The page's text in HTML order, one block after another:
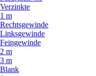
Verzinkte
1 m
Rechtsgewinde
Linksgewinde
Feingewinde
2 m
3 m
Blank